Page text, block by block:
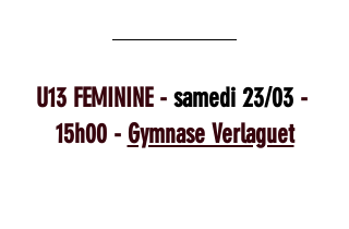
U13 FEMININE - samedi 23/03 -
15h00 - Gymnase Verlaguet